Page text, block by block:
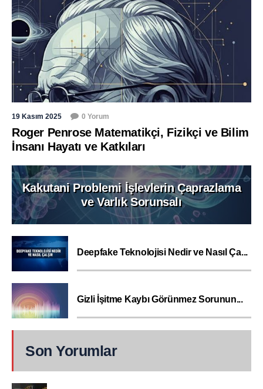
19 Kasım 2025 0 Yorum
Roger Penrose Matematikçi, Fizikçi ve Bilim
İnsanı Hayatı ve Katkıları
Kakutani Problemi İşlevlerin Çaprazlama
ve Varlık Sorunsalı
Deepfake Teknolojisi Nedir ve Nasıl Ça...
Gizli İşitme Kaybı Görünmez Sorunun...
Son Yorumlar